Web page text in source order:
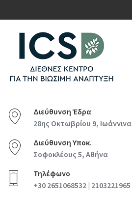
Διεύθυνση Έδρα
28ης Οκτωβρίου 9, Ιωάννινα
Διεύθυνση Υποκ.
Σοφοκλέους 5, Αθήνα
Τηλέφωνο
+30 2651068532 | 2103221965